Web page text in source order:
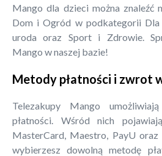
Mango dla dzieci można znaleźć
Dom i Ogród w podkategorii
uroda oraz Sport i Zdrowie.
Mango w naszej bazie!
Metody płatności i zwrot
Telezakupy Mango
płatności. Wśród nich
MasterCard, Maestro, PayU
wybierzesz dowolną metodę